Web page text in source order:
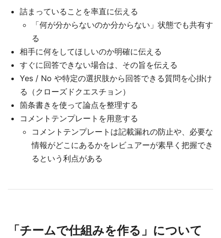
詰まっていることを率直に伝える
「何が分からないのか分からない」状態でも共有す
る
相手に何をしてほしいのか明確に伝える
すぐに回答できない場合は、その旨を伝える
Yes / No や特定の選択肢から回答できる質問を心掛け
る（クローズドクエスチョン）
箇条書きを使って論点を整理する
コメントテンプレートを用意する
コメントテンプレートは記載漏れの防止や、必要な
情報がどこにあるかをレビュアーが素早く把握でき
るという利点がある
「チームで仕組みを作る」について